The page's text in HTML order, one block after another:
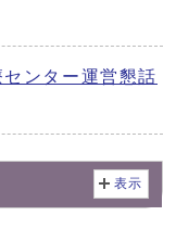
ンター運営懇話
表示